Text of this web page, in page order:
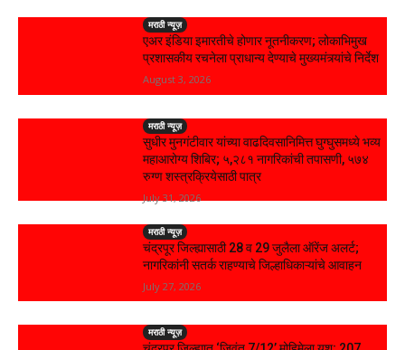
मराठी न्यूज़
एअर इंडिया इमारतीचे होणार नूतनीकरण; लोकाभिमुख
प्रशासकीय रचनेला प्राधान्य देण्याचे मुख्यमंत्र्यांचे निर्देश
August 3, 2026
मराठी न्यूज़
सुधीर मुनगंटीवार यांच्या वाढदिवसानिमित्त घुग्घुसमध्ये भव्य
महाआरोग्य शिबिर; ५,२८१ नागरिकांची तपासणी, ५७४
रुग्ण शस्त्रक्रियेसाठी पात्र
July 31, 2026
मराठी न्यूज़
चंद्रपूर जिल्ह्यासाठी 28 व 29 जुलैला ऑरेंज अलर्ट;
नागरिकांनी सतर्क राहण्याचे जिल्हाधिकाऱ्यांचे आवाहन
July 27, 2026
मराठी न्यूज़